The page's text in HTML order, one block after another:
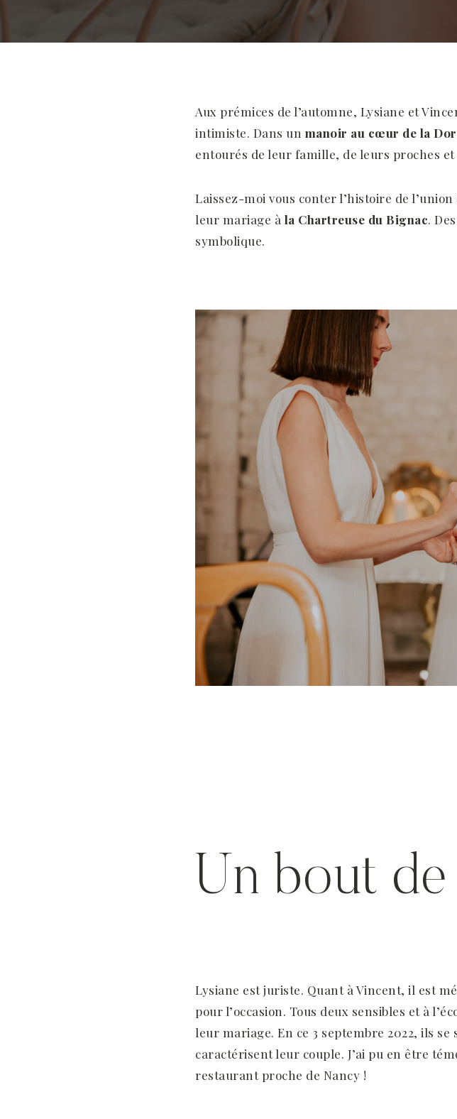
Aux prémices de l’automne, Lysiane et
intimiste. Dans un manoir au cœur de la
entourés de leur famille, de leurs proches et
Laissez-moi vous conter l’histoire de
leur mariage à la Chartreuse du Bignac.
symbolique.
Un bout
Lysiane est juriste. Quant à Vincent, il est
pour l’occasion. Tous deux sensibles et à
leur mariage. En ce 3 septembre 2022, ils
caractérisent leur couple. J’ai pu en être
restaurant proche de Nancy !